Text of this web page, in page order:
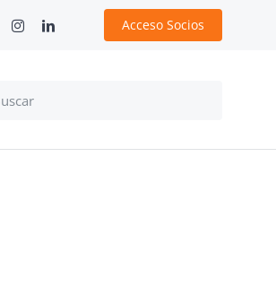
Acceso Socios